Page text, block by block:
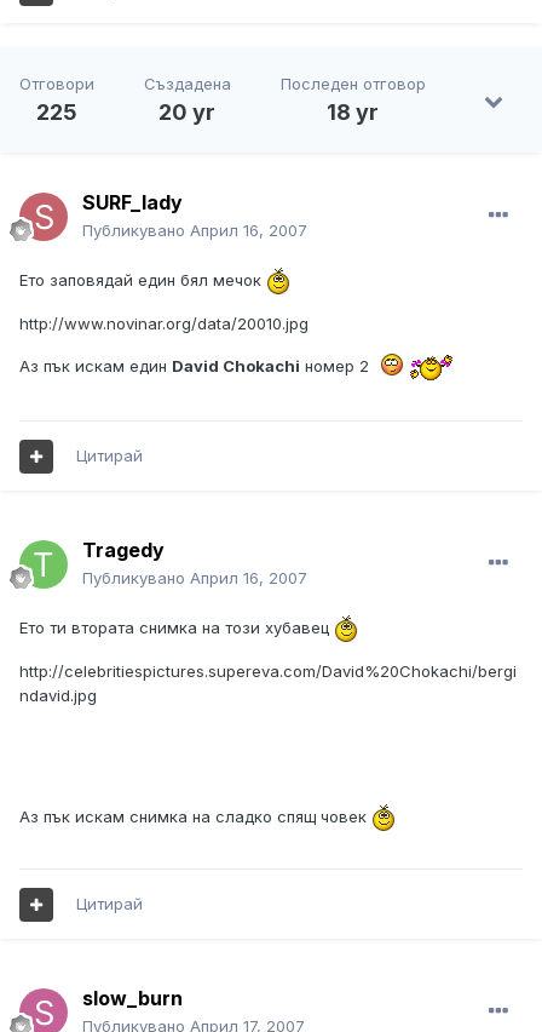
Отговори
225
Създадена
20 yr
Последен отговор
18 yr
SURF_lady
Публикувано Април 16, 2007
Ето заповядай един бял мечок
http://www.novinar.org/data/20010.jpg
Аз пък искам един David Chokachi номер 2
Цитирай
Tragedy
Публикувано Април 16, 2007
Ето ти втората снимка на този хубавец
http://celebritiespictures.supereva.com/David%20Chokachi/bergi
ndavid.jpg
Аз пък искам снимка на сладко спящ човек
Цитирай
slow_burn
Публикувано Април 17, 2007